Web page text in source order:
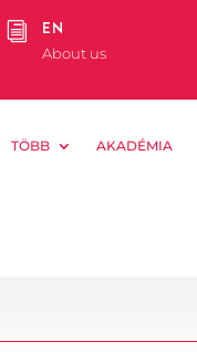
i EN
About us
TÖBB AKADÉMIA